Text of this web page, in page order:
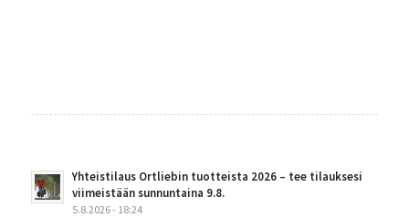
Yhteistilaus Ortliebin tuotteista 2026 – tee tilauksesi
viimeistään sunnuntaina 9.8.
5.8.2026 - 18:24